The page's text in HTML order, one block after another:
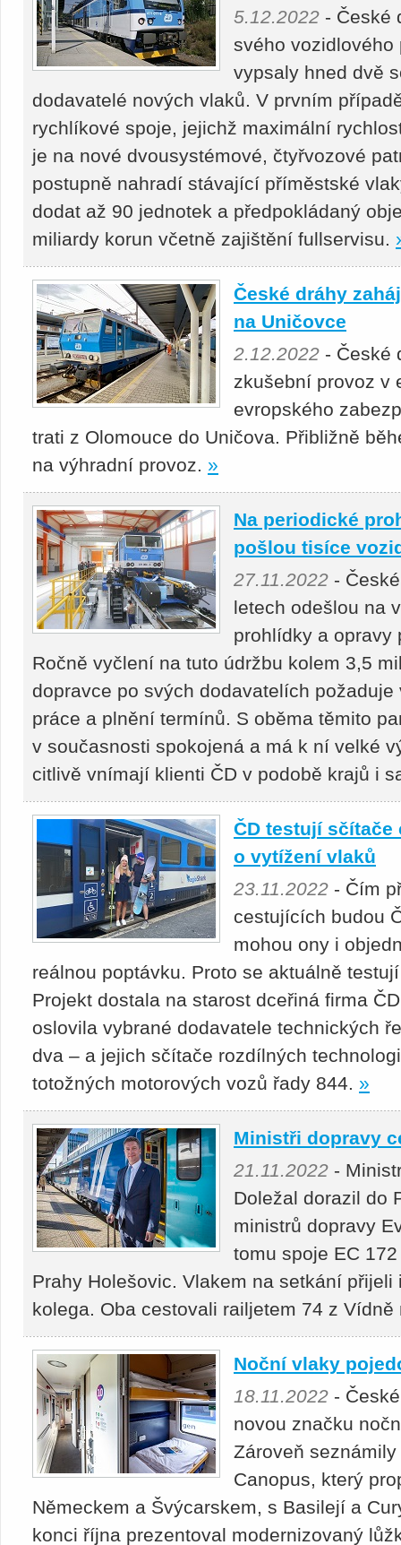
5.12.2022 - České
svého vozidlového
vypsaly hned dvě
dodavatelé nových vlaků. V prvním
rychlíkové spoje, jejichž maximální
je na nové dvousystémové, čtyřvozové
postupně nahradí stávající příměstské
dodat až 90 jednotek a předpokládaný
miliardy korun včetně zajištění fullservisu.
České dráhy
na Uničovce
2.12.2022 - České
zkušební provoz v
evropského
trati z Olomouce do Uničova. Přibližně
na výhradní provoz. »
Na periodické
pošlou tisíce
27.11.2022 -
letech odešlou na
prohlídky a opravy
Ročně vyčlení na tuto údržbu kolem 3,5
dopravce po svých dodavatelích
práce a plnění termínů. S oběma těmito
v současnosti spokojená a má k ní velké
citlivě vnímají klienti ČD v podobě krajů i
ČD testují
o vytížení vlaků
23.11.2022 - Čím
cestujících budou
mohou ony i
reálnou poptávku. Proto se aktuálně
Projekt dostala na starost dceřiná firma
oslovila vybrané dodavatele technických
dva – a jejich sčítače rozdílných
totožných motorových vozů řady 844. »
Ministři dopravy
21.11.2022 -
Doležal dorazil do
ministrů dopravy
tomu spoje EC
Prahy Holešovic. Vlakem na setkání
kolega. Oba cestovali railjetem 74 z
Noční vlaky
18.11.2022 -
novou značku
Zároveň
Canopus, který
Německem a Švýcarskem, s Basilejí a
konci října prezentoval modernizovaný